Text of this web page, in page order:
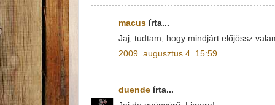
macus írta...
Jaj, tudtam, hogy mindjárt előjössz
2009. augusztus 4. 15:59
duende írta...